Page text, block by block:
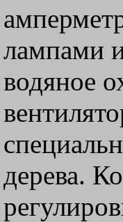
лампами
водяное
дерева.